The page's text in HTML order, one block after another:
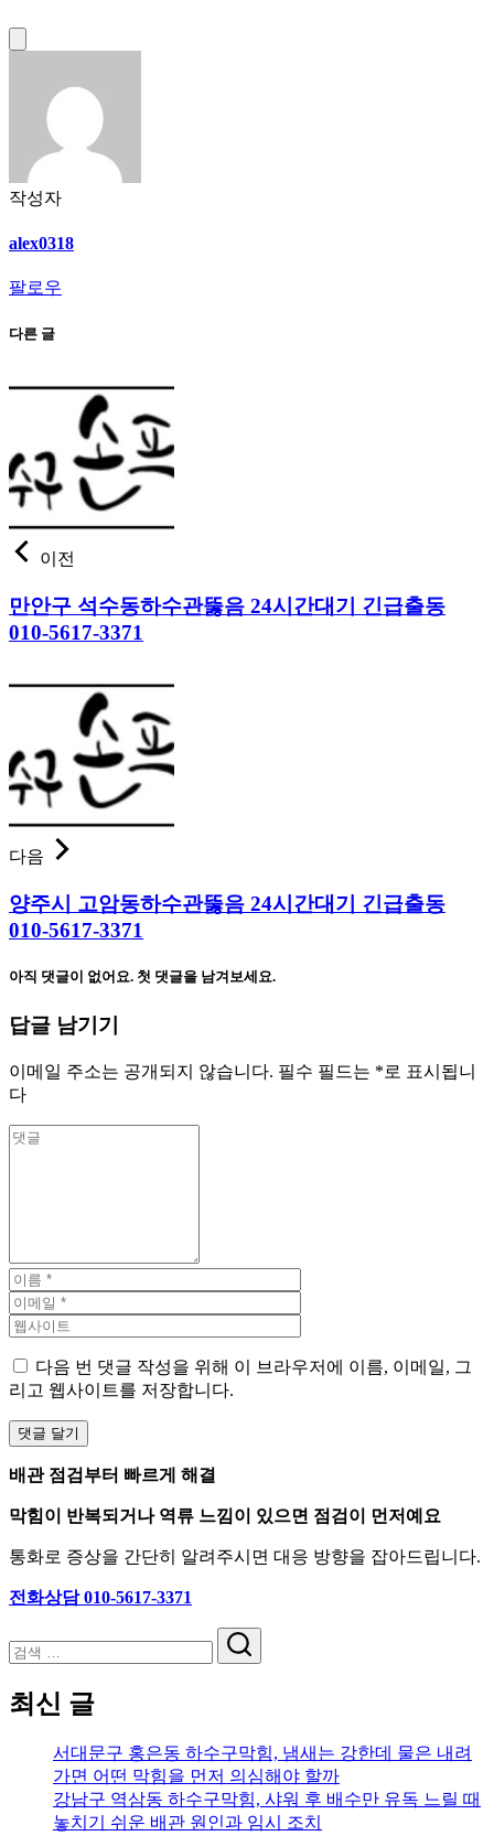
작성자
alex0318
팔로우
다른 글
이전
만안구 석수동하수관뚫음 24시간대기 긴급출동
010-5617-3371
다음
양주시 고암동하수관뚫음 24시간대기 긴급출동
010-5617-3371
아직 댓글이 없어요. 첫 댓글을 남겨보세요.
답글 남기기
이메일 주소는 공개되지 않습니다. 필수 필드는 *로 표시됩니
다
다음 번 댓글 작성을 위해 이 브라우저에 이름, 이메일, 그
리고 웹사이트를 저장합니다.
배관 점검부터 빠르게 해결
막힘이 반복되거나 역류 느낌이 있으면 점검이 먼저예요
통화로 증상을 간단히 알려주시면 대응 방향을 잡아드립니다.
전화상담 010-5617-3371
검
최신 글
서대문구 홍은동 하수구막힘, 냄새는 강한데 물은 내려
가면 어떤 막힘을 먼저 의심해야 할까
강남구 역삼동 하수구막힘, 샤워 후 배수만 유독 느릴 때
놓치기 쉬운 배관 원인과 임시 조치